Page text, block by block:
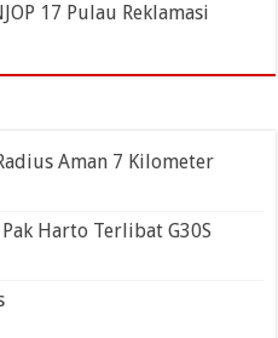
17 Pulau Reklamasi
Aman 7 Kilometer
Harto Terlibat G30S